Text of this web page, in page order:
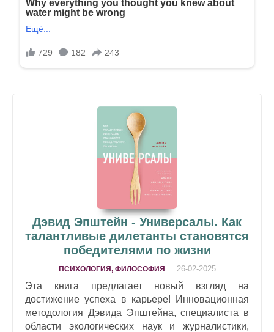
Дэвид Эпштейн - Универсалы. Как
талантливые дилетанты становятся
победителями по жизни
ПСИХОЛОГИЯ, ФИЛОСОФИЯ 26-02-2025
Эта книга предлагает новый взгляд на
достижение успеха в карьере! Инновационная
методология Дэвида Эпштейна, специалиста в
области экологических наук и журналистики,